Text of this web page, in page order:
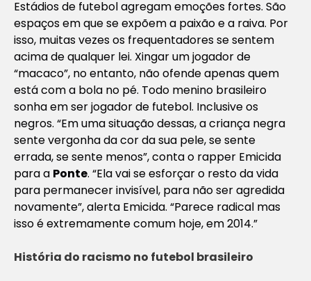
Estádios de futebol agregam emoções fortes. São
espaços em que se expõem a paixão e a raiva. Por
isso, muitas vezes os frequentadores se sentem
acima de qualquer lei. Xingar um jogador de
“macaco”, no entanto, não ofende apenas quem
está com a bola no pé. Todo menino brasileiro
sonha em ser jogador de futebol. Inclusive os
negros. “Em uma situação dessas, a criança negra
sente vergonha da cor da sua pele, se sente
errada, se sente menos”, conta o rapper Emicida
para a Ponte. “Ela vai se esforçar o resto da vida
para permanecer invisível, para não ser agredida
novamente”, alerta Emicida. “Parece radical mas
isso é extremamente comum hoje, em 2014.”
História do racismo no futebol brasileiro